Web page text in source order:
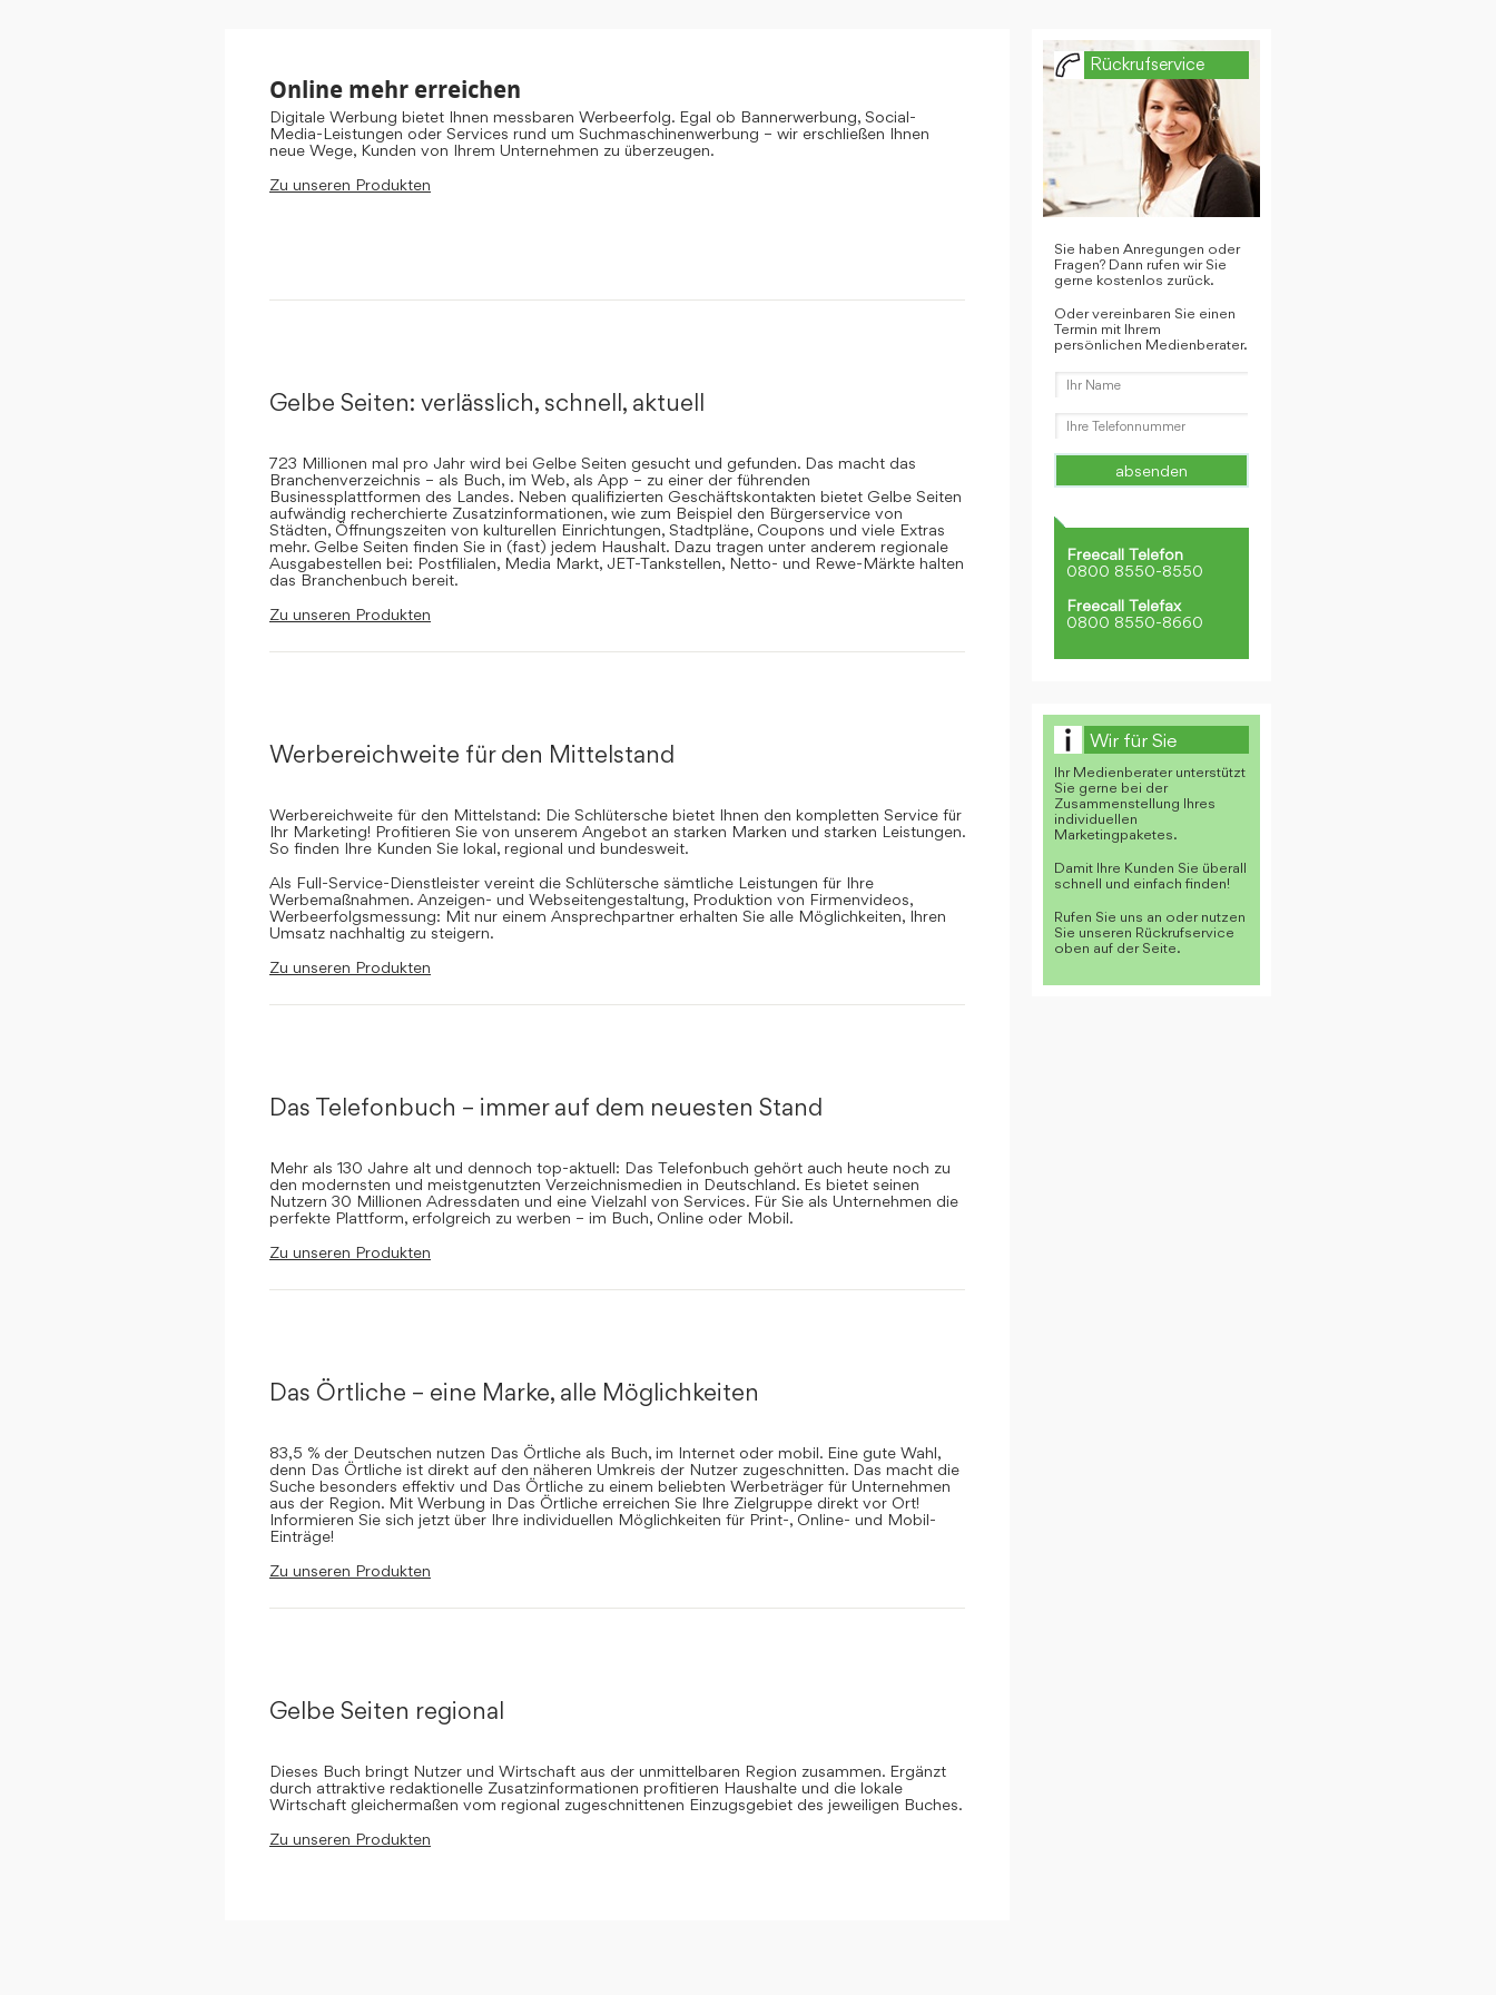
Online mehr erreichen
Digitale Werbung bietet Ihnen messbaren Werbeerfolg. Egal ob Bannerwerbung, Social-
Media-Leistungen oder Services rund um Suchmaschinenwerbung – wir erschließen Ihnen
neue Wege, Kunden von Ihrem Unternehmen zu überzeugen.
Zu unseren Produkten
Gelbe Seiten: verlässlich, schnell, aktuell
723 Millionen mal pro Jahr wird bei Gelbe Seiten gesucht und gefunden. Das macht das
Branchenverzeichnis – als Buch, im Web, als App – zu einer der führenden
Businessplattformen des Landes. Neben qualifizierten Geschäftskontakten bietet Gelbe Seiten
aufwändig recherchierte Zusatzinformationen, wie zum Beispiel den Bürgerservice von
Städten, Öffnungszeiten von kulturellen Einrichtungen, Stadtpläne, Coupons und viele Extras
mehr. Gelbe Seiten finden Sie in (fast) jedem Haushalt. Dazu tragen unter anderem regionale
Ausgabestellen bei: Postfilialen, Media Markt, JET-Tankstellen, Netto- und Rewe-Märkte halten
das Branchenbuch bereit.
Zu unseren Produkten
Werbereichweite für den Mittelstand
Werbereichweite für den Mittelstand: Die Schlütersche bietet Ihnen den kompletten Service für
Ihr Marketing! Profitieren Sie von unserem Angebot an starken Marken und starken Leistungen.
So finden Ihre Kunden Sie lokal, regional und bundesweit.
Als Full-Service-Dienstleister vereint die Schlütersche sämtliche Leistungen für Ihre
Werbemaßnahmen. Anzeigen- und Webseitengestaltung, Produktion von Firmenvideos,
Werbeerfolgsmessung: Mit nur einem Ansprechpartner erhalten Sie alle Möglichkeiten, Ihren
Umsatz nachhaltig zu steigern.
Zu unseren Produkten
Das Telefonbuch – immer auf dem neuesten Stand
Mehr als 130 Jahre alt und dennoch top-aktuell: Das Telefonbuch gehört auch heute noch zu
den modernsten und meistgenutzten Verzeichnismedien in Deutschland. Es bietet seinen
Nutzern 30 Millionen Adressdaten und eine Vielzahl von Services. Für Sie als Unternehmen die
perfekte Plattform, erfolgreich zu werben – im Buch, Online oder Mobil.
Zu unseren Produkten
Das Örtliche – eine Marke, alle Möglichkeiten
83,5 % der Deutschen nutzen Das Örtliche als Buch, im Internet oder mobil. Eine gute Wahl,
denn Das Örtliche ist direkt auf den näheren Umkreis der Nutzer zugeschnitten. Das macht die
Suche besonders effektiv und Das Örtliche zu einem beliebten Werbeträger für Unternehmen
aus der Region. Mit Werbung in Das Örtliche erreichen Sie Ihre Zielgruppe direkt vor Ort!
Informieren Sie sich jetzt über Ihre individuellen Möglichkeiten für Print-, Online- und Mobil-
Einträge!
Zu unseren Produkten
Gelbe Seiten regional
Dieses Buch bringt Nutzer und Wirtschaft aus der unmittelbaren Region zusammen. Ergänzt
durch attraktive redaktionelle Zusatzinformationen profitieren Haushalte und die lokale
Wirtschaft gleichermaßen vom regional zugeschnittenen Einzugsgebiet des jeweiligen Buches.
Zu unseren Produkten
Rückrufservice
Sie haben Anregungen oder
Fragen? Dann rufen wir Sie
gerne kostenlos zurück.
Oder vereinbaren Sie einen
Termin mit Ihrem
persönlichen Medienberater.
Freecall Telefon
0800 8550-8550
Freecall Telefax
0800 8550-8660
Wir für Sie
Ihr Medienberater unterstützt
Sie gerne bei der
Zusammenstellung Ihres
individuellen
Marketingpaketes.
Damit Ihre Kunden Sie überall
schnell und einfach finden!
Rufen Sie uns an oder nutzen
Sie unseren Rückrufservice
oben auf der Seite.